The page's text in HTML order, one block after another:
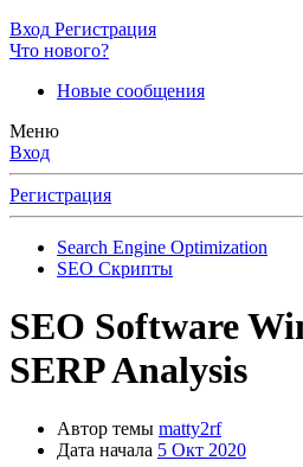
Вход Регистрация
Что нового?
Новые сообщения
Меню
Вход
Регистрация
Search Engine Optimization
SEO Скрипты
SEO Software
SERP Analysis
Автор темы matty2rf
Дата начала 5 Окт 2020